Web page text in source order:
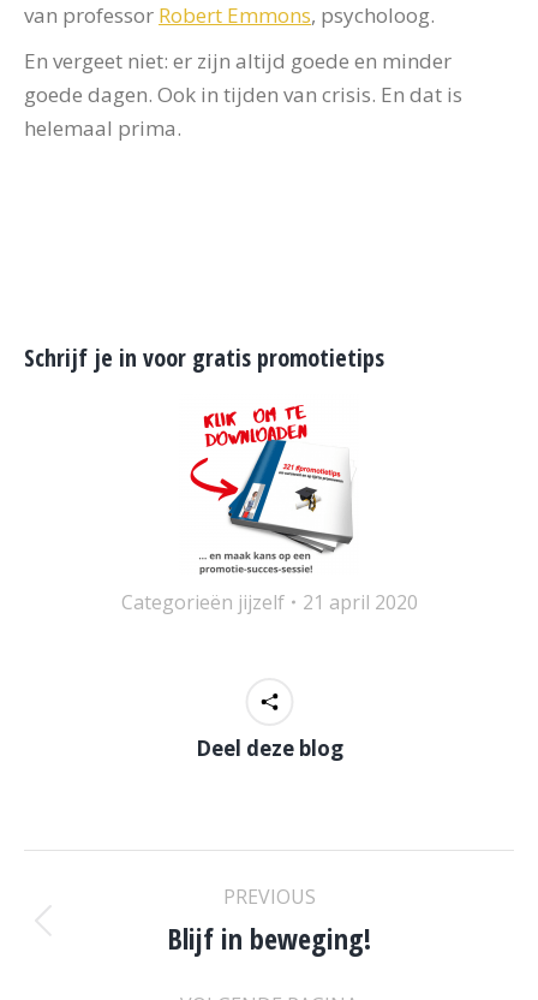
van professor Robert Emmons, psycholoog.
En vergeet niet: er zijn altijd goede en minder
goede dagen. Ook in tijden van crisis. En dat is
helemaal prima.
Schrijf je in voor gratis promotietips
Categorieën jijzelf 21 april 2020
Deel deze blog
POST
NAVIGATION
PREVIOUS
Previous
Blijf in beweging!